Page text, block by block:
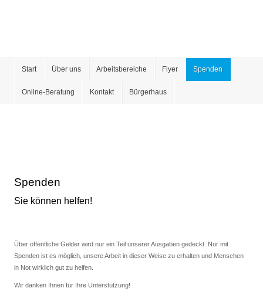
Start Über uns Arbeitsbereiche Flyer Spenden
Online-Beratung Kontakt Bürgerhaus
Spenden
Sie können helfen!
Über öffentliche Gelder wird nur ein Teil unserer Ausgaben gedeckt. Nur mit
Spenden ist es möglich, unsere Arbeit in dieser Weise zu erhalten und Menschen
in Not wirklich gut zu helfen.
Wir danken Ihnen für Ihre Unterstützung!